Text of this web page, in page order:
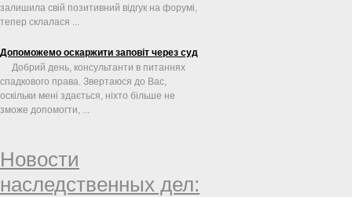
залишила свій позитивний відгук на форумі,
тепер склалася ...
Допоможемо оскаржити заповіт через суд
Добрий день, консультанти в питаннях
спадкового права. Звертаюся до Вас,
оскільки мені здається, ніхто більше не
зможе допомогти, ...
Новости
наследственных дел: